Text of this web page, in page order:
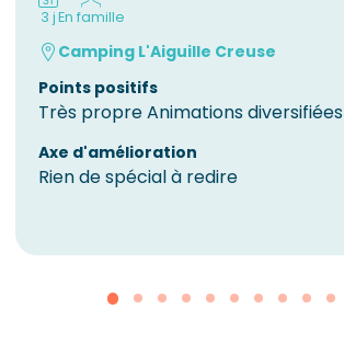
3 jEn famille
Camping L'Aiguille Creuse
Points positifs
Très propre Animations diversifiées
Axe d'amélioration
Rien de spécial à redire